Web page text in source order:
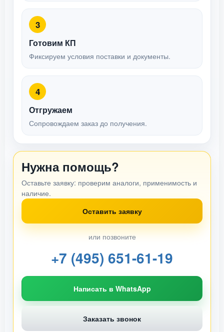
3
Готовим КП
Фиксируем условия поставки и документы.
4
Отгружаем
Сопровождаем заказ до получения.
Нужна помощь?
Оставьте заявку: проверим аналоги, применимость и
наличие.
Оставить заявку
или позвоните
+7 (495) 651-61-19
Написать в WhatsApp
Заказать звонок